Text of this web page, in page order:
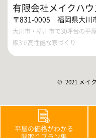
有限会社メイクハウ
〒831-0005 福岡県大川
大川市・柳川市で30坪台の平
級3で高性能な家づくり
© 2021 メイク
平屋の価格がわかる